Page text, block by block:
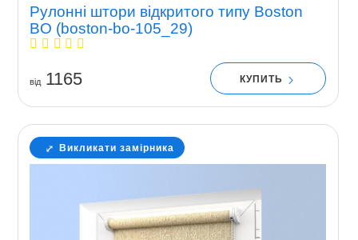
Рулонні штори відкритого типу Boston
BO (boston-bo-105_29)
вiд1165 КУПИТЬ
Викликати замірника